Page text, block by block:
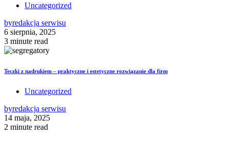
Uncategorized
byredakcja serwisu
6 sierpnia, 2025
3 minute read
Teczki z nadrukiem – praktyczne i estetyczne rozwiązanie dla firm
Uncategorized
byredakcja serwisu
14 maja, 2025
2 minute read